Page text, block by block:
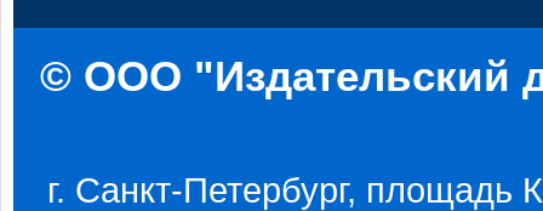
© ООО "Издательский
г. Санкт-Петербург, площадь